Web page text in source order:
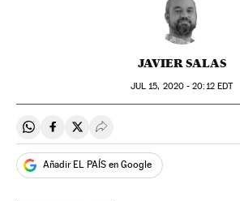
JAVIER SALAS
JUL 15, 2020 - 20:12EDT
Compartir en Whatsapp
Compartir en Facebook
Compartir en Twitter
Desplegar Redes Sociales
Añadir EL PAÍS en Google